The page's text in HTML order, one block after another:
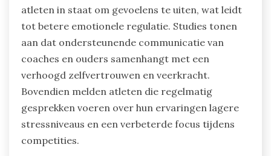
atleten in staat om gevoelens te uiten, wat leidt
tot betere emotionele regulatie. Studies tonen
aan dat ondersteunende communicatie van
coaches en ouders samenhangt met een
verhoogd zelfvertrouwen en veerkracht.
Bovendien melden atleten die regelmatig
gesprekken voeren over hun ervaringen lagere
stressniveaus en een verbeterde focus tijdens
competities.